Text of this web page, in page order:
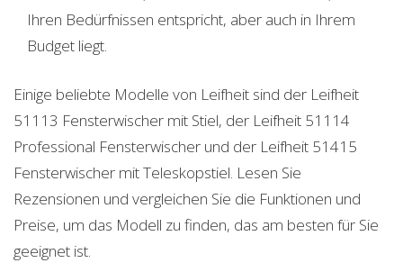
Ihren Bedürfnissen entspricht, aber auch in Ihrem
Budget liegt.
Einige beliebte Modelle von Leifheit sind der Leifheit
51113 Fensterwischer mit Stiel, der Leifheit 51114
Professional Fensterwischer und der Leifheit 51415
Fensterwischer mit Teleskopstiel. Lesen Sie
Rezensionen und vergleichen Sie die Funktionen und
Preise, um das Modell zu finden, das am besten für Sie
geeignet ist.